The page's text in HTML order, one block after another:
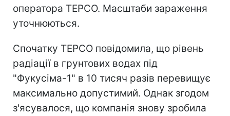
оператора TEPCO. Масштаби зараження
уточнюються.
Спочатку TEPCO повідомила, що рівень
радіації в грунтових водах під
"Фукусіма-1" в 10 тисяч разів перевищує
максимально допустимий. Однак згодом
з'ясувалося, що компанія знову зробила